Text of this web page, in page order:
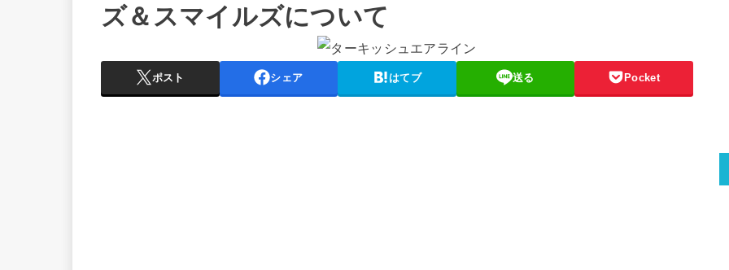
ズ＆スマイルズについて
ポスト シェア はてブ 送る Pocket